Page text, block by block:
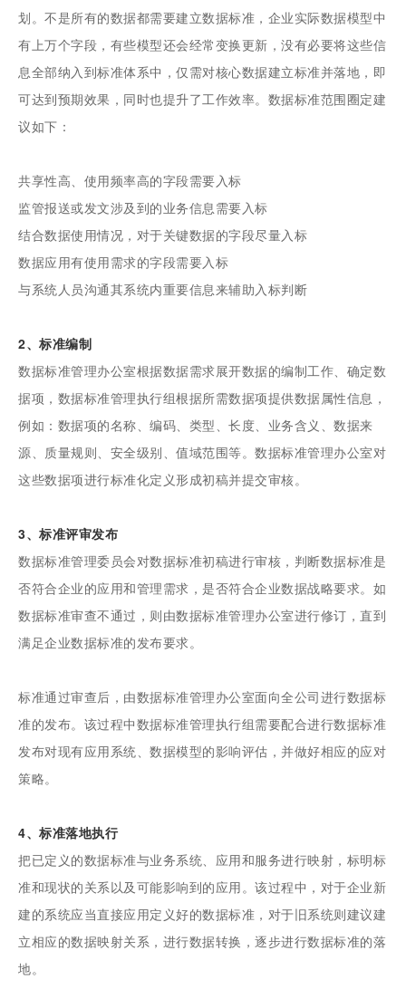
划。不是所有的数据都需要建立数据标准，企业实际数据模型中
有上万个字段，有些模型还会经常变换更新，没有必要将这些信
息全部纳入到标准体系中，仅需对核心数据建立标准并落地，即
可达到预期效果，同时也提升了工作效率。数据标准范围圈定建
议如下：
共享性高、使用频率高的字段需要入标
监管报送或发文涉及到的业务信息需要入标
结合数据使用情况，对于关键数据的字段尽量入标
数据应用有使用需求的字段需要入标
与系统人员沟通其系统内重要信息来辅助入标判断
2、标准编制
数据标准管理办公室根据数据需求展开数据的编制工作、确定数
据项，数据标准管理执行组根据所需数据项提供数据属性信息，
例如：数据项的名称、编码、类型、长度、业务含义、数据来
源、质量规则、安全级别、值域范围等。数据标准管理办公室对
这些数据项进行标准化定义形成初稿并提交审核。
3、标准评审发布
数据标准管理委员会对数据标准初稿进行审核，判断数据标准是
否符合企业的应用和管理需求，是否符合企业数据战略要求。如
数据标准审查不通过，则由数据标准管理办公室进行修订，直到
满足企业数据标准的发布要求。
标准通过审查后，由数据标准管理办公室面向全公司进行数据标
准的发布。该过程中数据标准管理执行组需要配合进行数据标准
发布对现有应用系统、数据模型的影响评估，并做好相应的应对
策略。
4、标准落地执行
把已定义的数据标准与业务系统、应用和服务进行映射，标明标
准和现状的关系以及可能影响到的应用。该过程中，对于企业新
建的系统应当直接应用定义好的数据标准，对于旧系统则建议建
立相应的数据映射关系，进行数据转换，逐步进行数据标准的落
地。